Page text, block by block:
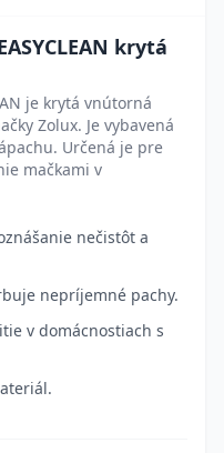
krytá
je krytá vnútorná
Zolux. Je vybavená
Určená je pre
mačkami v
nečistôt a
nepríjemné pachy.
v domácnostiach s